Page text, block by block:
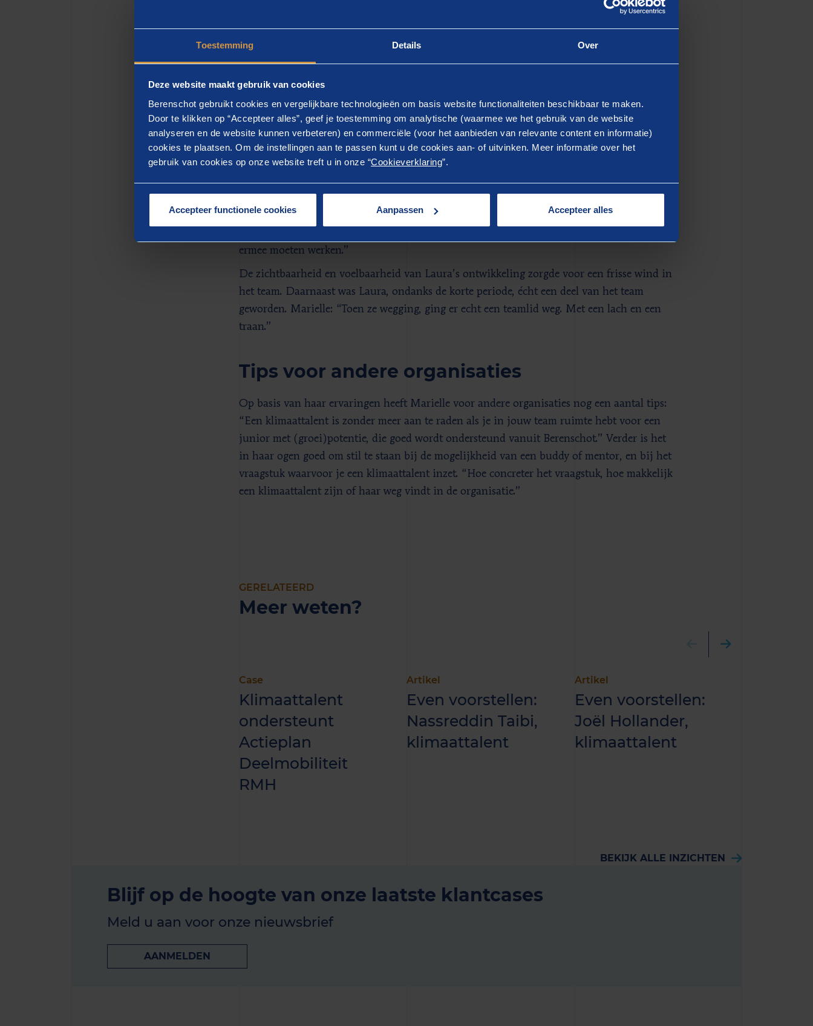
Toestemming Details Over
Deze website maakt gebruik van cookies
Berenschot gebruikt cookies en vergelijkbare technologieën om basis website functionaliteiten beschikbaar te maken.
Door te klikken op “Accepteer alles”, geef je toestemming om analytische (waarmee we het gebruik van de website
analyseren en de website kunnen verbeteren) en commerciële (voor het aanbieden van relevante content en informatie)
cookies te plaatsen. Om de instellingen aan te passen kunt u de cookies aan- of uitvinken. Meer informatie over het
gebruik van cookies op onze website treft u in onze “Cookieverklaring”.
Accepteer functionele cookies Aanpassen Accepteer alles
Van cocon naar vlinder
Het netwerk Omgevingsgericht werken bestaat uit tien mensen en is onderdeel van het
team Strategische ruimtelijke ontwikkeling. Het is een jong en divers team, met onder meer
sociaal geografen, gebiedsmanager en planologen. Hoewel iedereen in het team in duo’s
werkt, landde Laura in haar solistische rol erg goed in het team. “Eén van de
kerncompetenties van iedereen in het netwerk is verbinding maken. Mensen zijn
nieuwsgierig naar Laura en haar expertise. Omgekeerd is Laura ook erg geïnteresseerd en
open”, zegt Marielle. “Ze is hier letterlijk als een soort vlinderpop binnengekomen, die heel
snel een gaatje in de cocon vond en hier haar vleugels uitgeslagen heeft. Vervolgens heeft ze
ermee moeten werken.”
De zichtbaarheid en voelbaarheid van Laura’s ontwikkeling zorgde voor een frisse wind in
het team. Daarnaast was Laura, ondanks de korte periode, écht een deel van het team
geworden. Marielle: “Toen ze wegging, ging er echt een teamlid weg. Met een lach en een
traan.”
Tips voor andere organisaties
Op basis van haar ervaringen heeft Marielle voor andere organisaties nog een aantal tips:
“Een klimaattalent is zonder meer aan te raden als je in jouw team ruimte hebt voor een
junior met (groei)potentie, die goed wordt ondersteund vanuit Berenschot.” Verder is het
in haar ogen goed om stil te staan bij de mogelijkheid van een buddy of mentor, en bij het
vraagstuk waarvoor je een klimaattalent inzet. “Hoe concreter het vraagstuk, hoe makkelijk
een klimaattalent zijn of haar weg vindt in de organisatie.”
GERELATEERD
Meer weten?
Case
Klimaattalent
ondersteunt
Actieplan
Deelmobiliteit
RMH
Artikel
Even voorstellen:
Nassreddin Taibi,
klimaattalent
Artikel
Even voorstellen:
Joël Hollander,
klimaattalent
BEKIJK ALLE INZICHTEN
Blijf op de hoogte van onze laatste klantcases
Meld u aan voor onze nieuwsbrief
AANMELDEN